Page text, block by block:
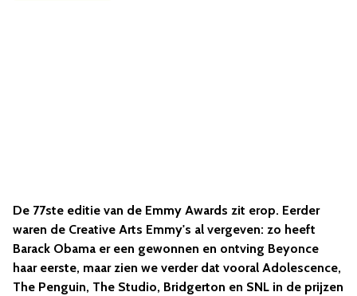
De 77ste editie van de Emmy Awards zit erop. Eerder
waren de Creative Arts Emmy's al vergeven: zo heeft
Barack Obama er een gewonnen en ontving Beyonce
haar eerste, maar zien we verder dat vooral Adolescence,
The Penguin, The Studio, Bridgerton en SNL in de prijzen